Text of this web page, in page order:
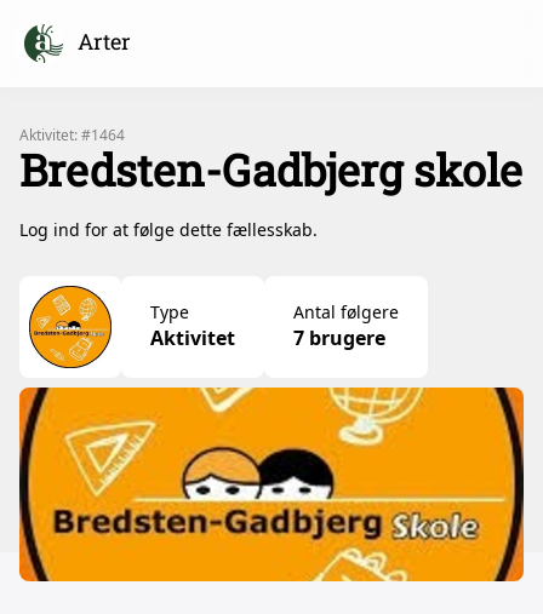
Arter
Aktivitet: #1464
Bredsten-Gadbjerg skole
Log ind for at følge dette fællesskab.
Type
Aktivitet
Antal følgere
7 brugere